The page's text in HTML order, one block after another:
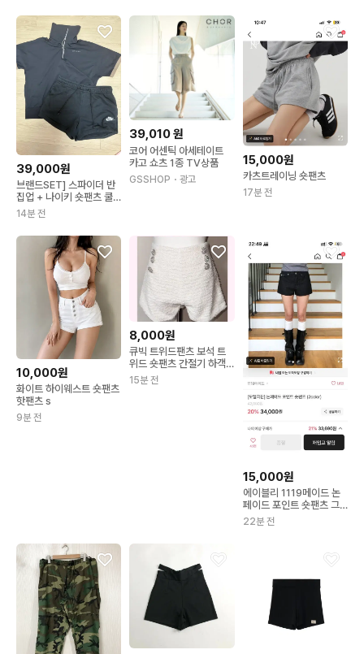
39,000원
브랜드SET] 스파이더 반
집업 + 나이키 숏팬츠 쿨&
스포티 세트 (덤 증정)
14분 전
39,010원
코어 어센틱 아세테이트
카고 쇼츠 1종 TV상품
GSSHOP ・광고
15,000원
카츠트레이닝 숏팬츠
17분 전
10,000원
화이트 하이웨스트 숏팬츠
핫팬츠 s
9분 전
8,000원
큐빅 트위드팬츠 보석 트
위드 숏팬츠 간절기 하객
룩
15분 전
15,000원
에이블리 1119메이드 논
페이드 포인트 숏팬츠 그
레이
22분 전